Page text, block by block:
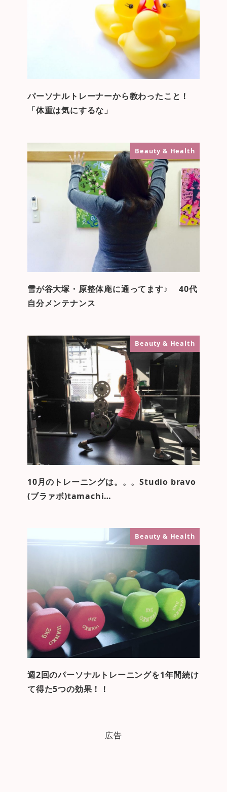
パーソナルトレーナーから教わったこと！
「体重は気にするな」
Beauty & Health
雪が谷大塚・原整体庵に通ってます♪ 40代
自分メンテナンス
Beauty & Health
10月のトレーニングは。。。Studio bravo
(ブラァボ)tamachi…
Beauty & Health
週2回のパーソナルトレーニングを1年間続け
て得た5つの効果！！
広告